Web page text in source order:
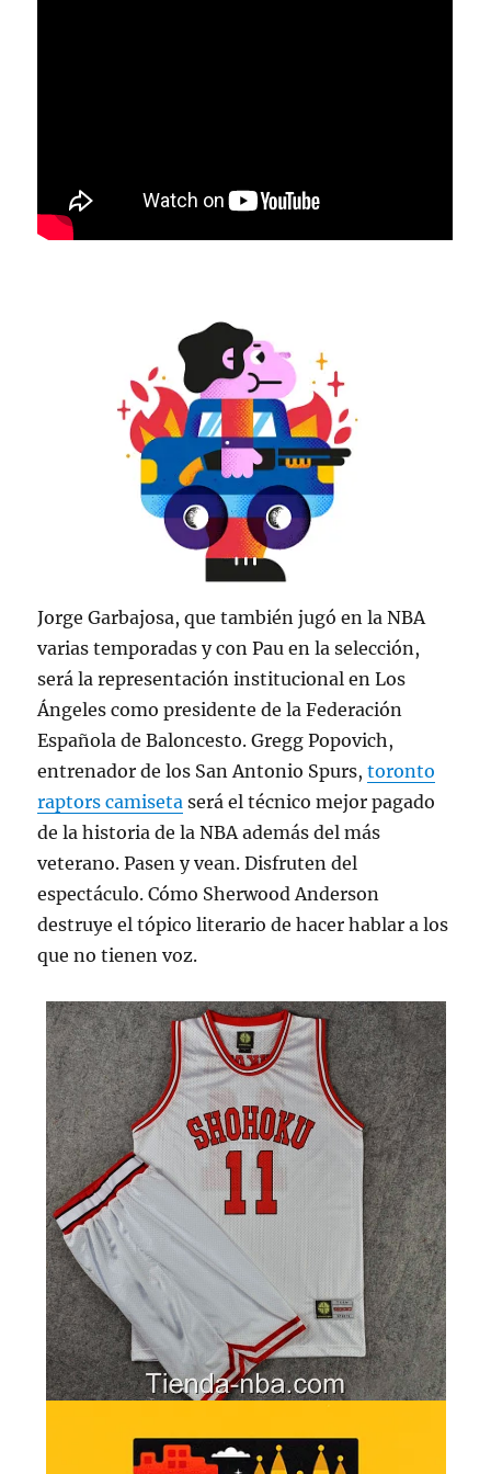
Jorge Garbajosa, que también jugó en la NBA
varias temporadas y con Pau en la selección,
será la representación institucional en Los
Ángeles como presidente de la Federación
Española de Baloncesto. Gregg Popovich,
entrenador de los San Antonio Spurs,toronto
raptors camiseta será el técnico mejor pagado
de la historia de la NBA además del más
veterano. Pasen y vean. Disfruten del
espectáculo. Cómo Sherwood Anderson
destruye el tópico literario de hacer hablar a los
que no tienen voz.